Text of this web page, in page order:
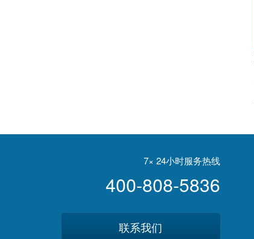
7× 24小时服务热线
400-808-5836
联系我们